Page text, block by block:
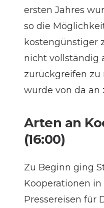
ersten Jahres
so die
kostengünstiger
nicht vollständig
zurückgreifen zu
wurde von da an
Arten an
(16:00)
Zu Beginn ging
Kooperationen in
Pressereisen für